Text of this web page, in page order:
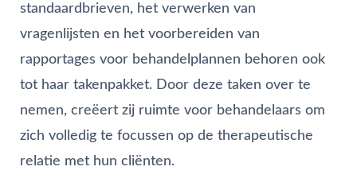
standaardbrieven, het verwerken van
vragenlijsten en het voorbereiden van
rapportages voor behandelplannen behoren ook
tot haar takenpakket. Door deze taken over te
nemen, creëert zij ruimte voor behandelaars om
zich volledig te focussen op de therapeutische
relatie met hun cliënten.